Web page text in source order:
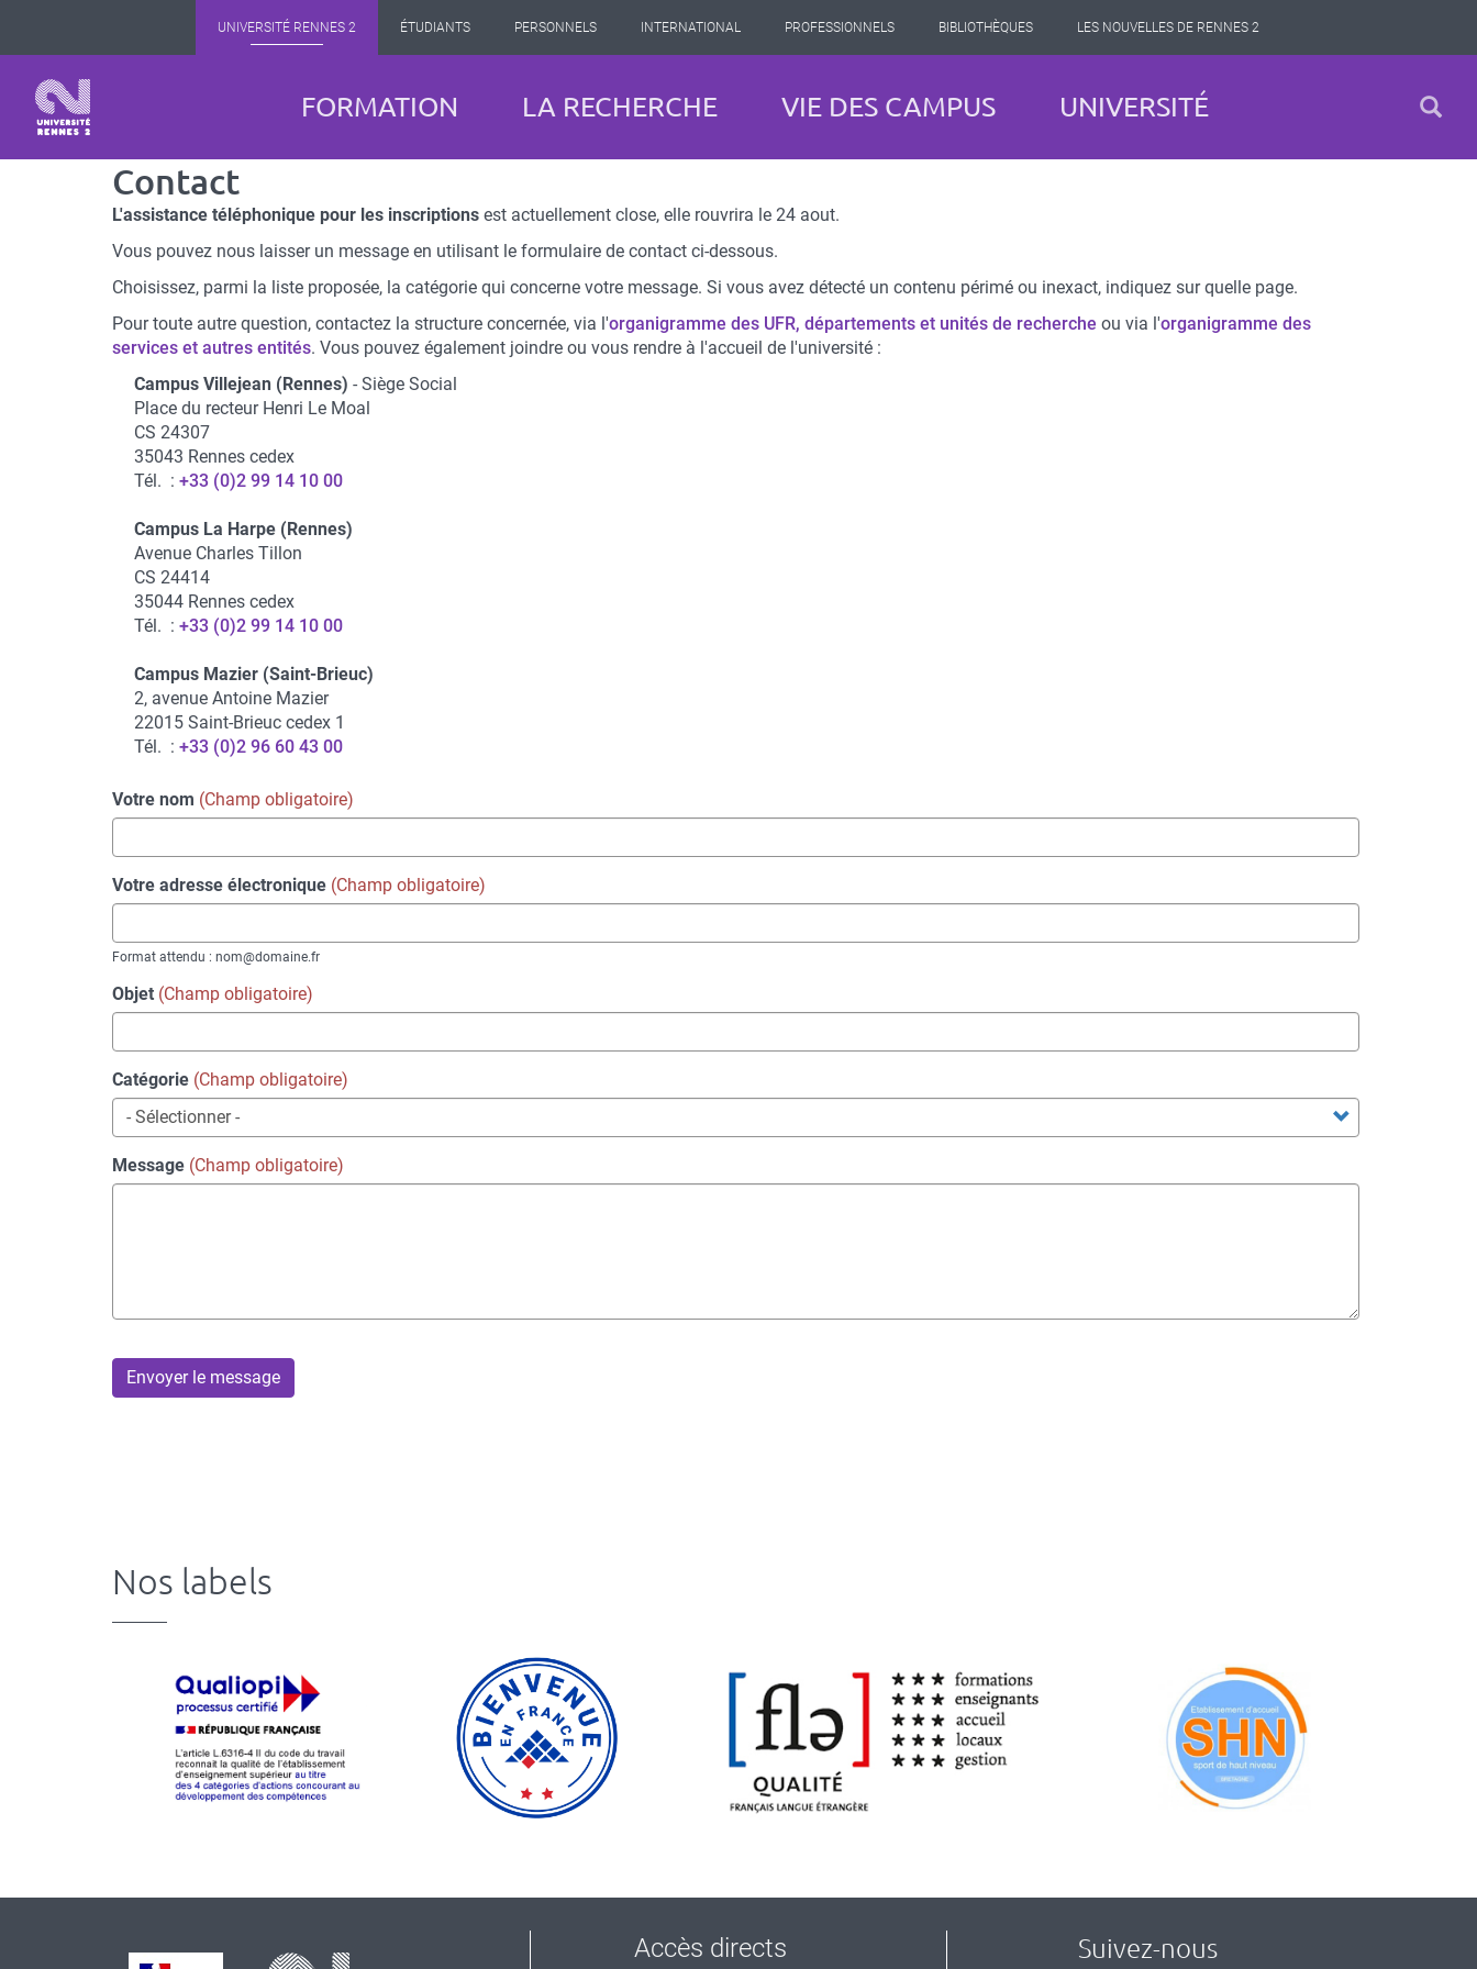
contenu
principal
UNIVERSITÉ RENNES 2 ÉTUDIANTS PERSONNELS INTERNATIONAL PROFESSIONNELS BIBLIOTHÈQUES LES NOUVELLES DE RENNES 2
Navigation
FORMATION LA RECHERCHE VIE DES CAMPUS UNIVERSITÉ
Contact
L'assistance téléphonique pour les inscriptions est actuellement close, elle rouvrira le 24 aout.
Vous pouvez nous laisser un message en utilisant le formulaire de contact ci-dessous.
Choisissez, parmi la liste proposée, la catégorie qui concerne votre message. Si vous avez détecté un contenu périmé ou inexact, indiquez sur quelle page.
Pour toute autre question, contactez la structure concernée, via l'organigramme des UFR, départements et unités de recherche ou via l'organigramme des
services et autres entités. Vous pouvez également joindre ou vous rendre à l'accueil de l'université :
Campus Villejean (Rennes) - Siège Social
Place du recteur Henri Le Moal
CS 24307
35043 Rennes cedex
Tél. : +33 (0)2 99 14 10 00
Campus La Harpe (Rennes)
Avenue Charles Tillon
CS 24414
35044 Rennes cedex
Tél. : +33 (0)2 99 14 10 00
Campus Mazier (Saint-Brieuc)
2, avenue Antoine Mazier
22015 Saint-Brieuc cedex 1
Tél. : +33 (0)2 96 60 43 00
Votre nom
Votre adresse électronique
Format attendu : nom@domaine.fr
Objet
Catégorie
Message
Envoyer le message
Nos labels
Accès directs Suivez-nous